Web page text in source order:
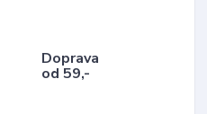
Doprava
od 59,-